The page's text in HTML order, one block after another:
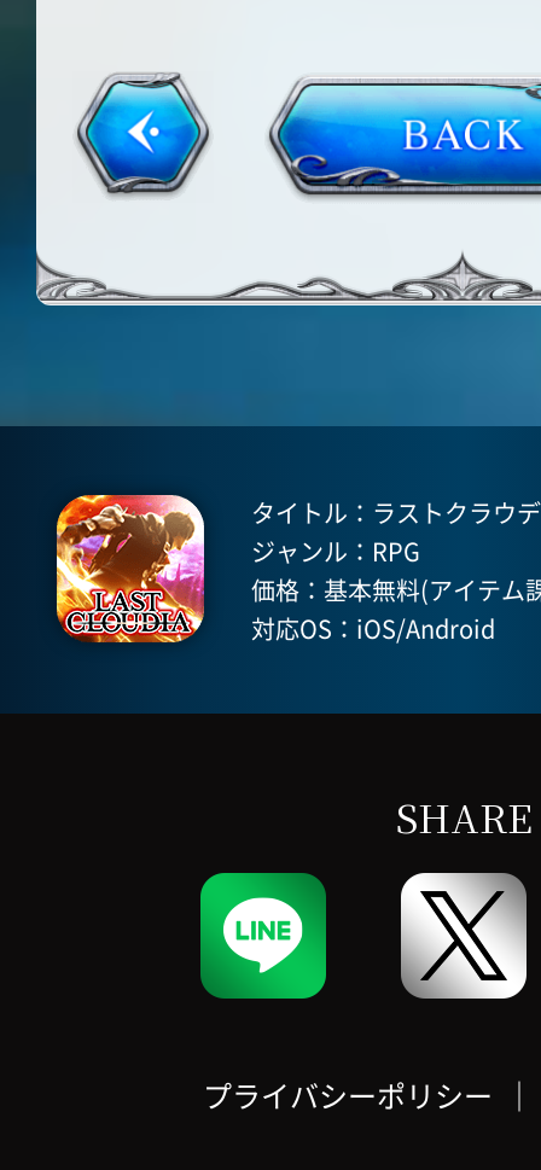
タイトル：ラストクラウ
ジャンル：RPG
価格：基本無料(アイテム
対応OS：iOS/Android
SHARE
プライバシーポリシー ｜